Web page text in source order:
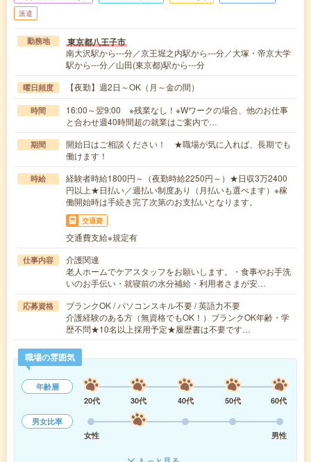
派遣
勤務地 東京都八王子市
南大沢駅から---分／京王堀之内駅から---分／大塚・帝京大学
駅から---分／山田(東京都)駅から---分
曜日頻度 【夜勤】週2日～OK（月～金の間）
時間
16:00～翌9:00 ※残業なし！※Wワークの場合、他のお仕事
と合わせ週40時間超の就業はご案内で…
期間
開始日はご相談ください！ ★職場が気に入れば、長期でも
働けます！
時給
経験者時給1800円～（夜勤時給2250円～）★日収3万2400
円以上★日払い／週払い制度あり（月払いも選べます）※稼
働開始時は手続き完了次第のお支払いとなります。
交通費
交通費支給※規定有
仕事内容
介護関連
老人ホームでケアスタッフをお願いします。・食事やお手洗
いのお手伝い・就寝前の水分補給・利用者さまが安…
応募資格
ブランクOK / パソコンスキル不要 / 英語力不要
介護経験のある方（無資格でもOK！）ブランクOK年齢・学
歴不問★10名以上採用予定★履歴書は不要です…
職場の雰囲気
年齢層
20代
30代 40代 50代
60代
男女比率
女性
男性